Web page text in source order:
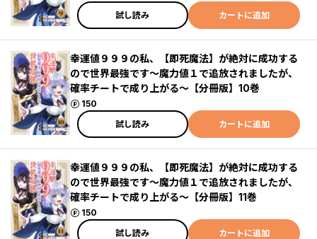
試し読み
カートに追加
幸運値９９９の私、【即死魔法】が絶対に成功する
ので世界最強です～魔力値１で追放されましたが、
確率チートで成り上がる～【分冊版】10巻
150
ポイント
試し読み
カートに追加
幸運値９９９の私、【即死魔法】が絶対に成功する
ので世界最強です～魔力値１で追放されましたが、
確率チートで成り上がる～【分冊版】11巻
150
ポイント
試し読み
カートに追加